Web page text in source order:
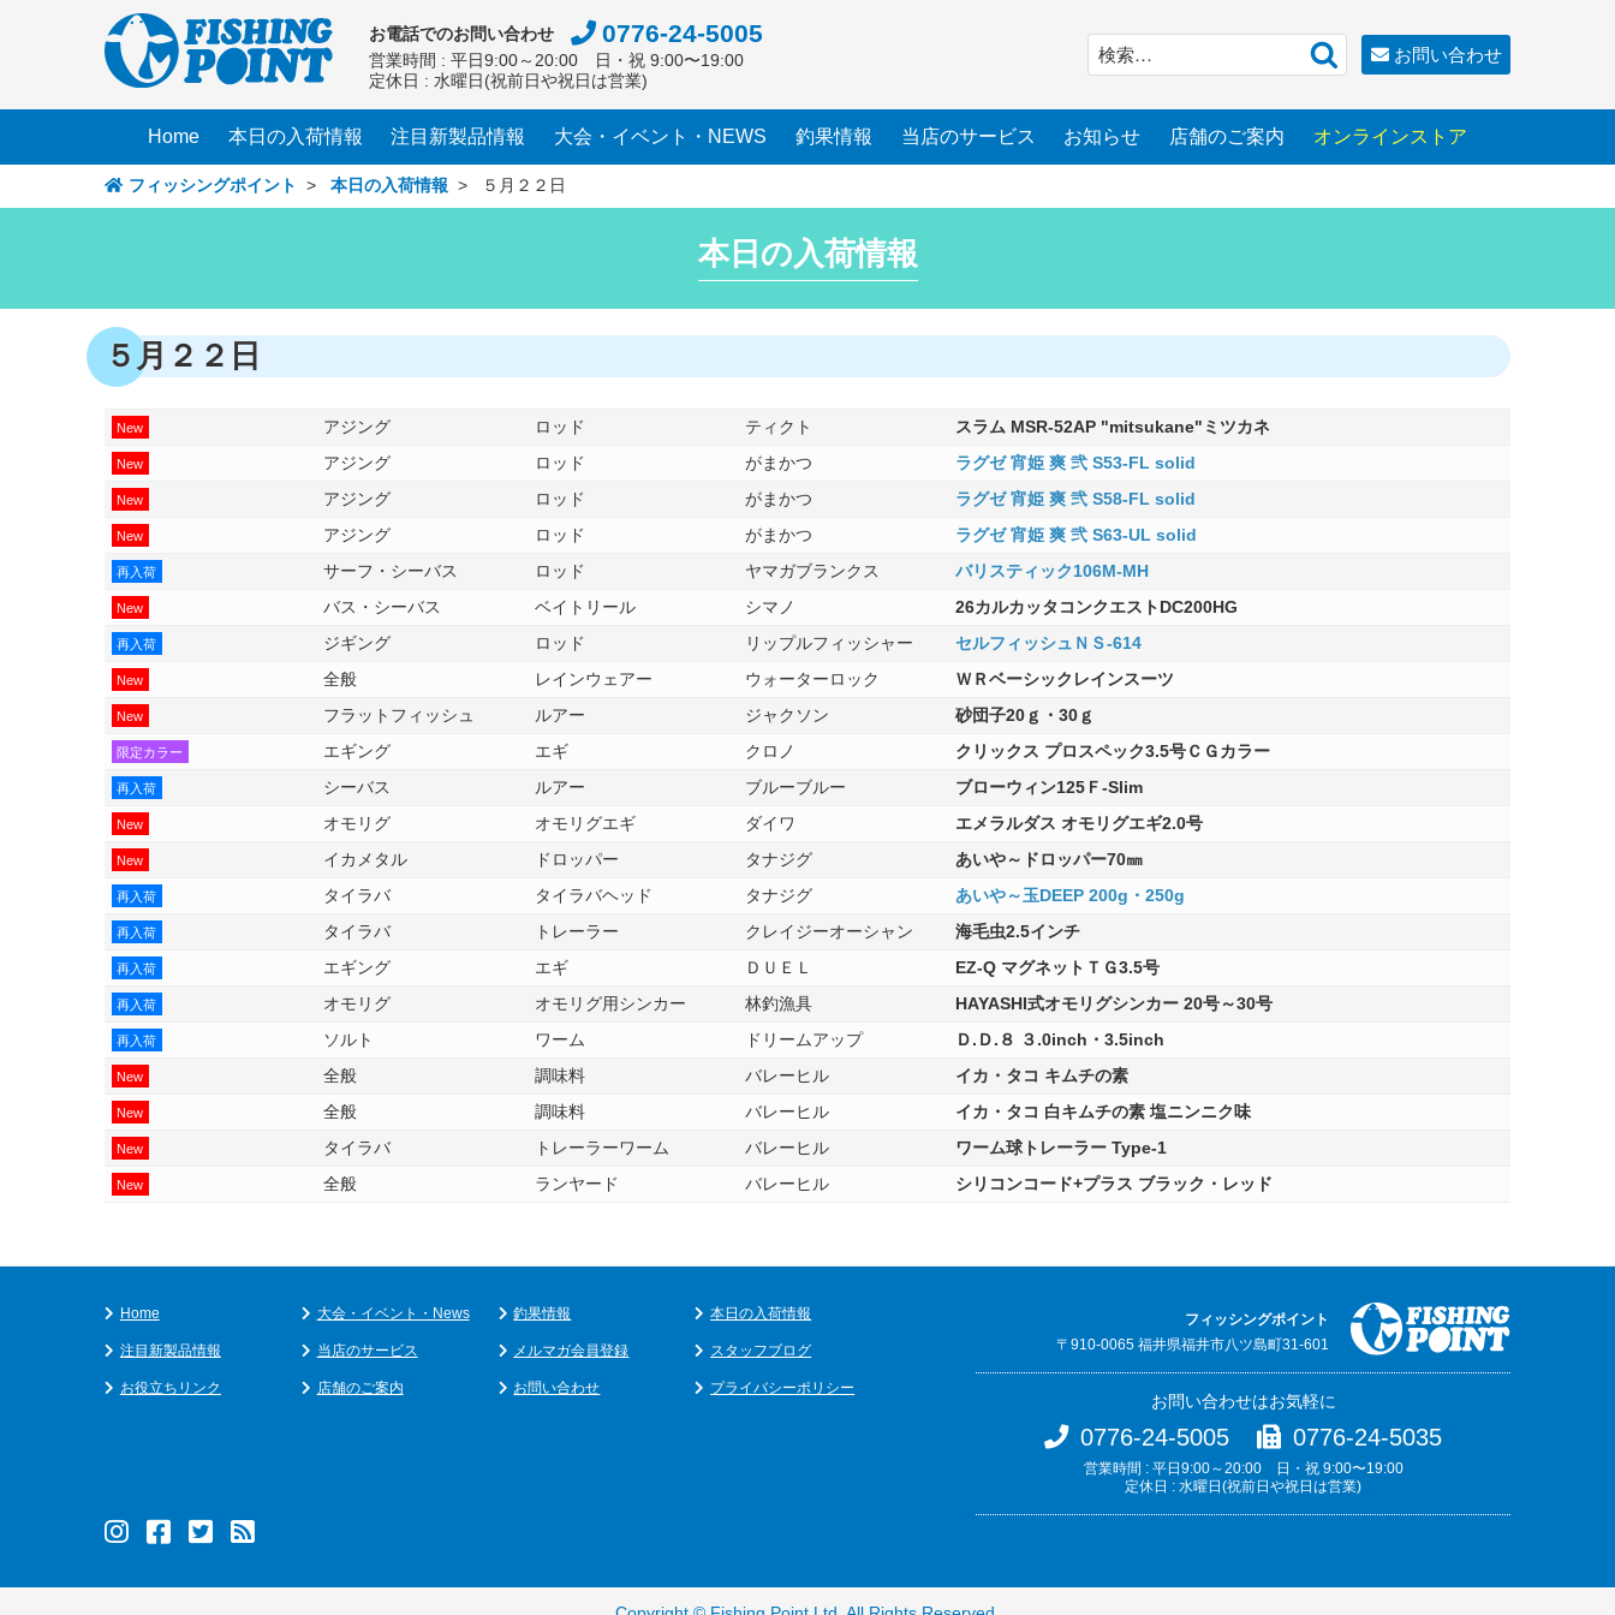
キ
お電話でのお問い合わせ 0776-24-5005
営業時間 : 平日9:00～20:00 日・祝 9:00〜19:00
定休日 : 水曜日(祝前日や祝日は営業)
索:
お問い合わせ
Home 本日の入荷情報 注目新製品情報 大会・イベント・NEWS 釣果情報 当店のサービス お知らせ 店舗のご案内 オンラインストア
フィッシングポイント >本日の入荷情報 > ５月２２日
本日の入荷情報
５月２２日
New アジング ロッド ティクト スラム MSR-52AP "mitsukane"ミツカネ
New アジング ロッド がまかつ ラグゼ 宵姫 爽 弐 S53-FL solid
New アジング ロッド がまかつ ラグゼ 宵姫 爽 弐 S58-FL solid
New アジング ロッド がまかつ ラグゼ 宵姫 爽 弐 S63-UL solid
再入荷 サーフ・シーバス ロッド ヤマガブランクス バリスティック106M-MH
New バス・シーバス ベイトリール シマノ 26カルカッタコンクエストDC200HG
再入荷 ジギング ロッド リップルフィッシャー セルフィッシュＮＳ-614
New 全般 レインウェアー ウォーターロック ＷＲベーシックレインスーツ
New フラットフィッシュ ルアー ジャクソン 砂団子20ｇ・30ｇ
限定カラー エギング エギ クロノ クリックス プロスペック3.5号ＣＧカラー
再入荷 シーバス ルアー ブルーブルー ブローウィン125Ｆ-Slim
New オモリグ オモリグエギ ダイワ エメラルダス オモリグエギ2.0号
New イカメタル ドロッパー タナジグ あいや～ドロッパー70㎜
再入荷 タイラバ タイラバヘッド タナジグ あいや～玉DEEP 200g・250g
再入荷 タイラバ トレーラー クレイジーオーシャン 海毛虫2.5インチ
再入荷 エギング エギ ＤＵＥＬ EZ-Q マグネットＴＧ3.5号
再入荷 オモリグ オモリグ用シンカー 林釣漁具 HAYASHI式オモリグシンカー 20号～30号
再入荷 ソルト ワーム ドリームアップ Ｄ.Ｄ.８ ３.0inch・3.5inch
New 全般 調味料 バレーヒル イカ・タコ キムチの素
New 全般 調味料 バレーヒル イカ・タコ 白キムチの素 塩ニンニク味
New タイラバ トレーラーワーム バレーヒル ワーム球トレーラー Type-1
New 全般 ランヤード バレーヒル シリコンコード+プラス ブラック・レッド
Home 大会・イベント・News 釣果情報 本日の入荷情報
注目新製品情報 当店のサービス メルマガ会員登録 スタッフブログ
お役立ちリンク 店舗のご案内 お問い合わせ プライバシーポリシー
フィッシングポイント
〒910-0065 福井県福井市八ツ島町31-601
お問い合わせはお気軽に
0776-24-5005 0776-24-5035
営業時間 : 平日9:00～20:00 日・祝 9:00〜19:00
定休日 : 水曜日(祝前日や祝日は営業)